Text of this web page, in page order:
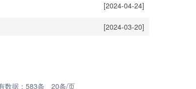
[2024-04-24]
[2024-03-20]
据：583条 20条/页